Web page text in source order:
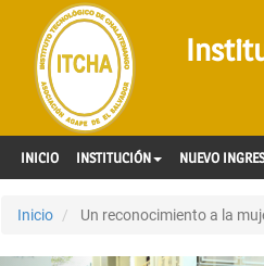
INICIO INSTITUCIÓN NUEVO
Inicio Un reconocimiento a la